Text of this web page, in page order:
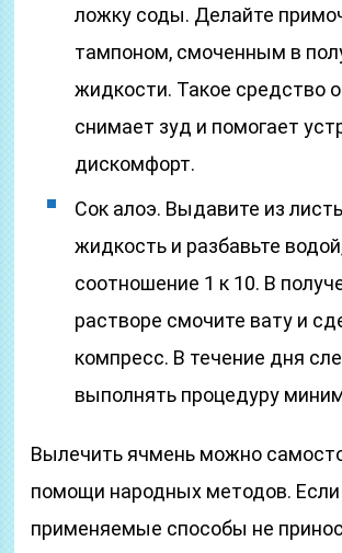
ложку соды. Делайте
тампоном, смоченным в
жидкости. Такое средство
снимает зуд и помогает
дискомфорт.
Сок алоэ. Выдавите из
жидкость и разбавьте
соотношение 1 к 10. В
растворе смочите вату и
компресс. В течение дня
выполнять процедуру
Вылечить ячмень можно
помощи народных методов. Если
применяемые способы не